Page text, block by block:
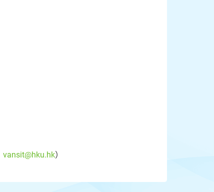
vansit@hku.hk）